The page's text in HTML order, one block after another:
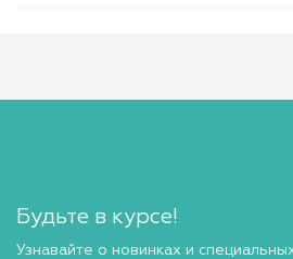
Будьте в курсе!
Узнавайте о новинках и